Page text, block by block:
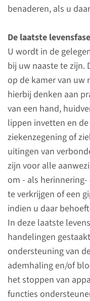
benaderen, als u
De laatste levensfase
U wordt in de
bij uw naaste te zijn.
op de kamer van uw
hierbij denken aan
van een hand,
lippen invetten en
ziekenzegening of
uitingen van
zijn voor alle
om - als
te verkrijgen of een
indien u daar
In deze laatste
handelingen
ondersteuning van
ademhaling en/of
het stoppen van
functies
Het
op IC en
Het
Afdeling
en
en